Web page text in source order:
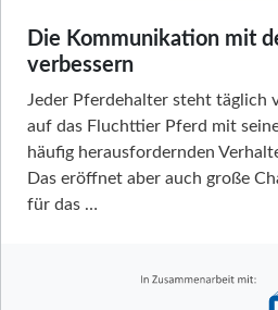
Die Kommunikation mit
verbessern
Jeder Pferdehalter steht täglich
auf das Fluchttier Pferd mit
häufig herausfordernden
Das eröffnet aber auch große
für das …